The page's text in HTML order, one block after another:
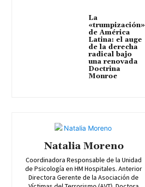
La
«trumpización»
de América
Latina: el auge
de la derecha
radical bajo
una renovada
Doctrina
Monroe
Natalia Moreno
Coordinadora Responsable de la Unidad
de Psicología en HM Hospitales. Anterior
Directora Gerente de la Asociación de